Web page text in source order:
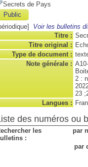
Secrets de Pays
Public
Voir les bulletins
Titre :
Titre original :
Type de document :
Note générale :
2 :
23
Langues :
des numéros ou
les
:
par
par